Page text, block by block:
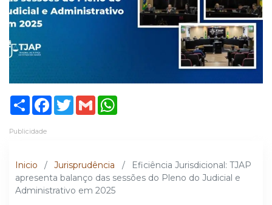
ShareFacebook
TwitterGmail
Publicidade
Inicio / Jurisprudência /
Eficiência Jurisdicional: TJAP
apresenta balanço das sessões do Pleno do Judicial e
Administrativo em 2025